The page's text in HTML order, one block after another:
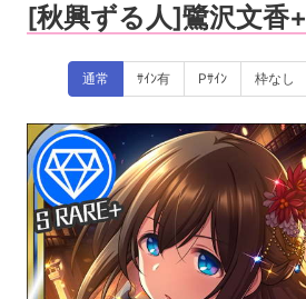
[秋興ずる人]鷺沢文香+
通常 ｻｲﾝ有 Pｻｲﾝ 枠なし